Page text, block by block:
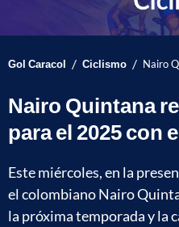
Gol Caracol / Ciclismo / Nairo
Nairo Quintana
para el 2025 con
Este miércoles, en la
el colombiano Nairo
la próxima temporada y la